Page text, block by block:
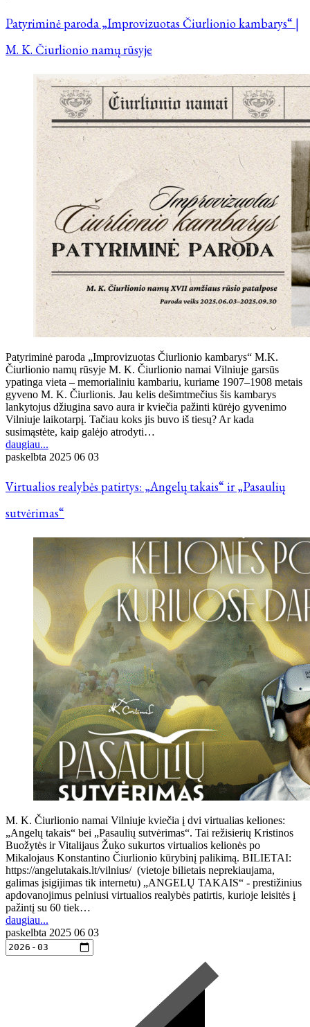
Patyriminė paroda „Improvizuotas Čiurlionio kambarys“ |
M. K. Čiurlionio namų rūsyje
Patyriminė paroda „Improvizuotas Čiurlionio kambarys“ M.K.
Čiurlionio namų rūsyje M. K. Čiurlionio namai Vilniuje garsūs
ypatinga vieta – memorialiniu kambariu, kuriame 1907–1908 metais
gyveno M. K. Čiurlionis. Jau kelis dešimtmečius šis kambarys
lankytojus džiugina savo aura ir kviečia pažinti kūrėjo gyvenimo
Vilniuje laikotarpį. Tačiau koks jis buvo iš tiesų? Ar kada
susimąstėte, kaip galėjo atrodyti…
daugiau...
paskelbta 2025 06 03
Virtualios realybės patirtys: „Angelų takais“ ir „Pasaulių
sutvėrimas“
M. K. Čiurlionio namai Vilniuje kviečia į dvi virtualias keliones:
„Angelų takais“ bei „Pasaulių sutvėrimas“. Tai režisierių Kristinos
Buožytės ir Vitalijaus Žuko sukurtos virtualios kelionės po
Mikalojaus Konstantino Čiurlionio kūrybinį palikimą. BILIETAI:
https://angelutakais.lt/vilnius/ (vietoje bilietais neprekiaujama,
galimas įsigijimas tik internetu) „ANGELŲ TAKAIS“ - prestižinius
apdovanojimus pelniusi virtualios realybės patirtis, kurioje leisitės į
pažintį su 60 tiek…
daugiau...
paskelbta 2025 06 03